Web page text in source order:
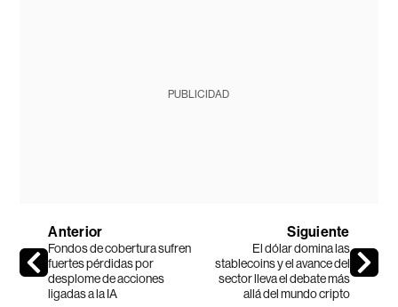
PUBLICIDAD
Anterior
Fondos de cobertura sufren
fuertes pérdidas por
desplome de acciones
ligadas a la IA
Siguiente
El dólar domina las
stablecoins y el avance del
sector lleva el debate más
allá del mundo cripto